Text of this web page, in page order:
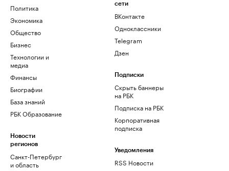
Политика
Экономика
Общество
Бизнес
Технологии и
медиа
Финансы
Биографии
База знаний
РБК Образование
Новости
регионов
Санкт-Петербург
и область
сети
ВКонтакте
Одноклассники
Telegram
Дзен
Подписки
Скрыть баннеры
на РБК
Подписка на РБК
Корпоративная
подписка
Уведомления
RSS Новости